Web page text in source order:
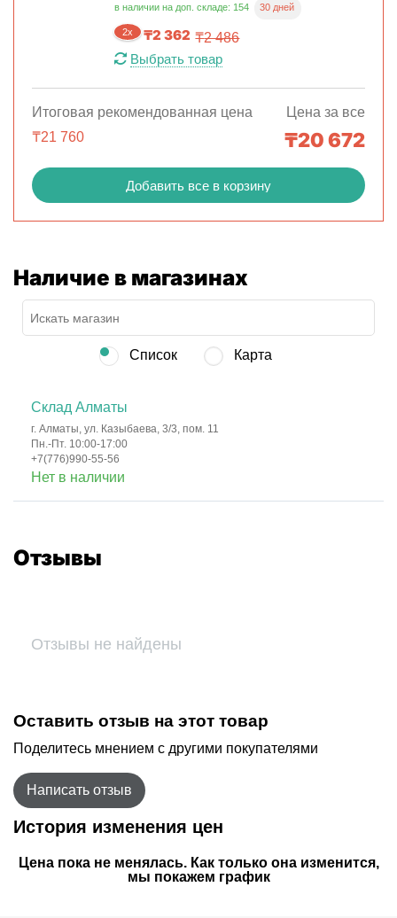
в наличии на доп. складе: 154 30 дней
2x ₸2 362 ₸2 486
Выбрать товар
Итоговая рекомендованная цена
₸21 760
Цена за все
₸20 672
Добавить все в корзину
Наличие в магазинах
Список Карта
Склад Алматы
г. Алматы, ул. Казыбаева, 3/3, пом. 11
Пн.-Пт. 10:00-17:00
+7(776)990-55-56
Нет в наличии
Отзывы
Отзывы не найдены
Оставить отзыв на этот товар
Поделитесь мнением с другими покупателями
Написать отзыв
История изменения цен
Цена пока не менялась. Как только она изменится,
мы покажем график